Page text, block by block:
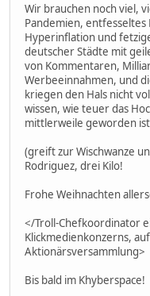
Wir brauchen noch viel,
Pandemien,
Hyperinflation und
deutscher Städte mit
von Kommentaren,
Werbeeinnahmen, und
kriegen den Hals nicht
wissen, wie teuer das
mittlerweile geworden
(greift zur Wischwanze
Rodriguez, drei Kilo!
Frohe Weihnachten
</Troll-Chefkoordinator
Klickmedienkonzerns,
Aktionärsversammlung>
Bis bald im Khyberspace!